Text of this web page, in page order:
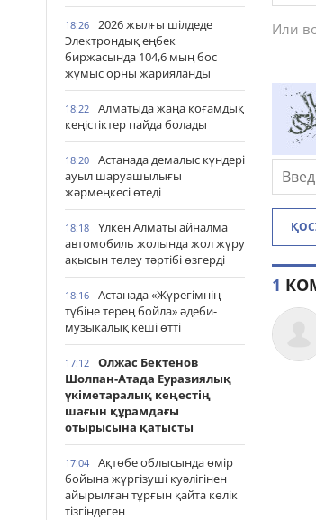
18:26
2026 жылғы шілдеде
Электрондық еңбек
биржасында 104,6 мың бос
жұмыс орны жарияланды
18:22
Алматыда жаңа қоғамдық
кеңістіктер пайда болады
18:20
Астанада демалыс күндері
ауыл шаруашылығы
жәрмеңкесі өтеді
18:18
Үлкен Алматы айналма
автомобиль жолында жол жүру
ақысын төлеу тәртібі өзгерді
18:16
Астанада «Жүрегімнің
түбіне терең бойла» әдеби-
музыкалық кеші өтті
17:12
Олжас Бектенов
Шолпан-Атада Еуразиялық
үкіметаралық кеңестің
шағын құрамдағы
отырысына қатысты
17:04
Ақтөбе облысында өмір
бойына жүргізуші куәлігінен
айырылған тұрғын қайта көлік
тізгіндеген
Или
1